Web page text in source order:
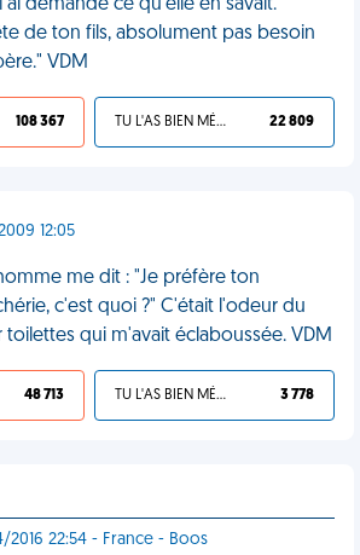
demandé ce qu'elle en savait.
de ton fils, absolument pas besoin
VDM
108 367 TU L'AS BIEN MÉRITÉ 22 809
12:05
me dit : "Je préfère ton
c'est quoi ?" C'était l'odeur du
qui m'avait éclaboussée. VDM
48 713 TU L'AS BIEN MÉRITÉ 3 778
2016 22:54 - France - Boos